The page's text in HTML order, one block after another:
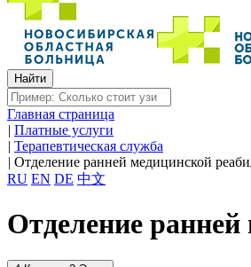
Главная страница
| Платные услуги
| Терапевтическая служба
| Отделение ранней медицинской
RU EN DE 中文
Отделение